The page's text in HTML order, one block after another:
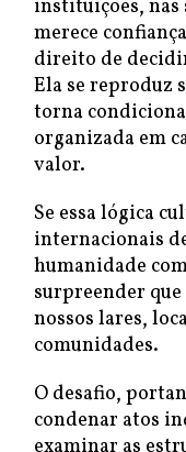
instituições, nas
merece
direito de
Ela se reproduz
torna
organizada em
valor.
Se essa lógica
internacionais
humanidade
surpreender
nossos lares,
comunidades.
O desafio,
condenar atos